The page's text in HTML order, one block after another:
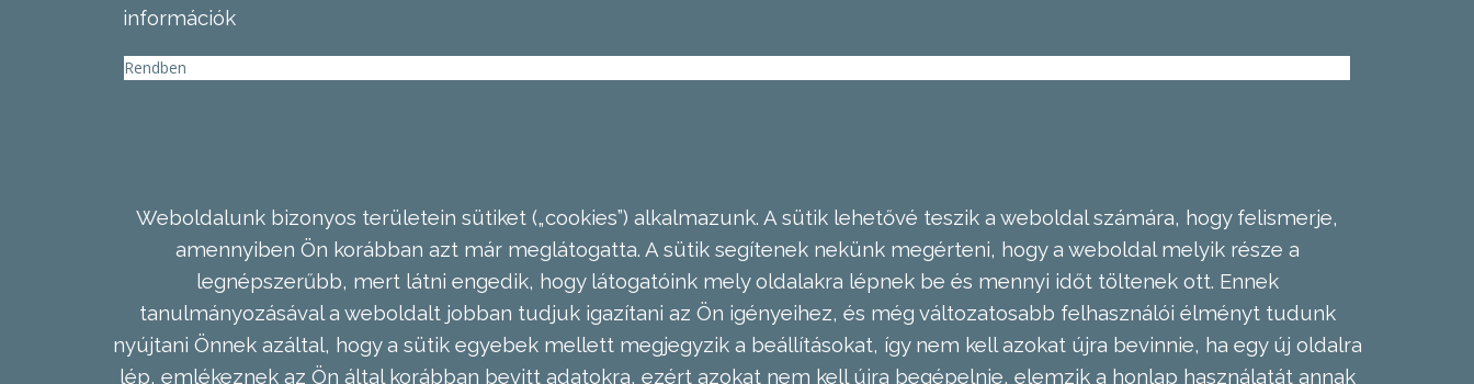
információk
Rendben
Weboldalunk bizonyos területein sütiket („cookies”) alkalmazunk. A sütik lehetővé teszik a weboldal számára, hogy felismerje,
amennyiben Ön korábban azt már meglátogatta. A sütik segítenek nekünk megérteni, hogy a weboldal melyik része a
legnépszerűbb, mert látni engedik, hogy látogatóink mely oldalakra lépnek be és mennyi időt töltenek ott. Ennek
tanulmányozásával a weboldalt jobban tudjuk igazítani az Ön igényeihez, és még változatosabb felhasználói élményt tudunk
nyújtani Önnek azáltal, hogy a sütik egyebek mellett megjegyzik a beállításokat, így nem kell azokat újra bevinnie, ha egy új oldalra
lép, emlékeznek az Ön által korábban bevitt adatokra, ezért azokat nem kell újra begépelnie, elemzik a honlap használatát annak